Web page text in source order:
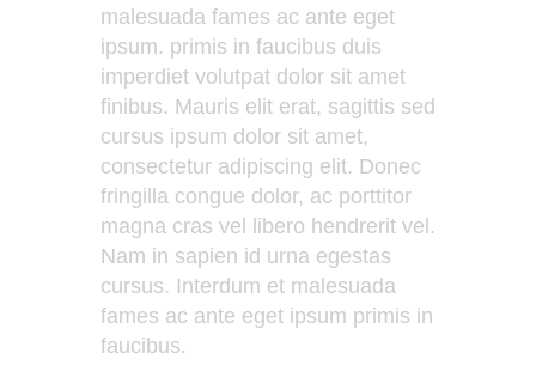
malesuada fames ac ante eget
ipsum. primis in faucibus duis
imperdiet volutpat dolor sit amet
finibus. Mauris elit erat, sagittis sed
cursus ipsum dolor sit amet,
consectetur adipiscing elit. Donec
fringilla congue dolor, ac porttitor
magna cras vel libero hendrerit vel.
Nam in sapien id urna egestas
cursus. Interdum et malesuada
fames ac ante eget ipsum primis in
faucibus.